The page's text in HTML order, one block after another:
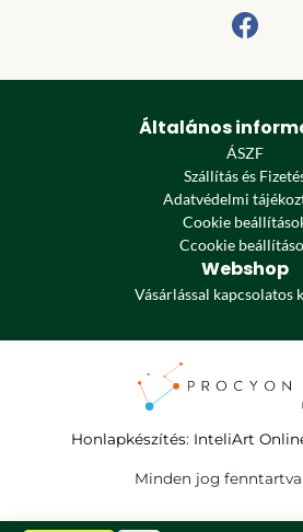
Általános
ÁSZF
Szállítás és
Adatvédelmi
Cookie
Ccookie
Webshop
Vásárlással kapcsolatos
Honlapkészítés: InteliArt
Minden jog